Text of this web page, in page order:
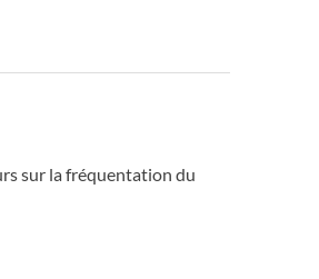
sur la fréquentation du